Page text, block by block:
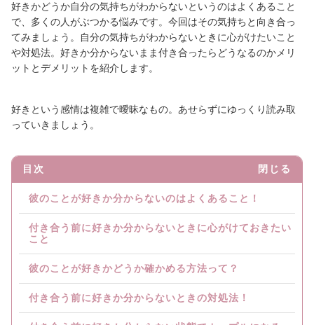
好きかどうか自分の気持ちがわからないというのはよくあること
で、多くの人がぶつかる悩みです。今回はその気持ちと向き合っ
てみましょう。自分の気持ちがわからないときに心がけたいこと
や対処法。好きか分からないまま付き合ったらどうなるのかメリ
ットとデメリットを紹介します。
好きという感情は複雑で曖昧なもの。あせらずにゆっくり読み取
っていきましょう。
目次 閉じる
彼のことが好きか分からないのはよくあること！
付き合う前に好きか分からないときに心がけておきたい
こと
彼のことが好きかどうか確かめる方法って？
付き合う前に好きか分からないときの対処法！